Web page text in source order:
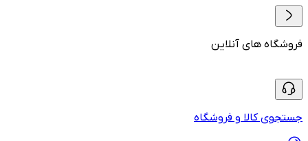
فروشگاه های آنلاین
جستجوی کالا و فروشگاه